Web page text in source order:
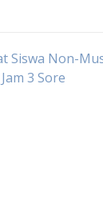
Siswa Non-
3 Sore